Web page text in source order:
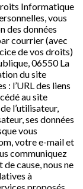
Informatique
vous
des données
courrier (avec
de vos droits)
06550 La
du site
l’URL des liens
au site
l’utilisateur,
ses données
vous
votre e-mail et
communiquez
cause, nous ne
à